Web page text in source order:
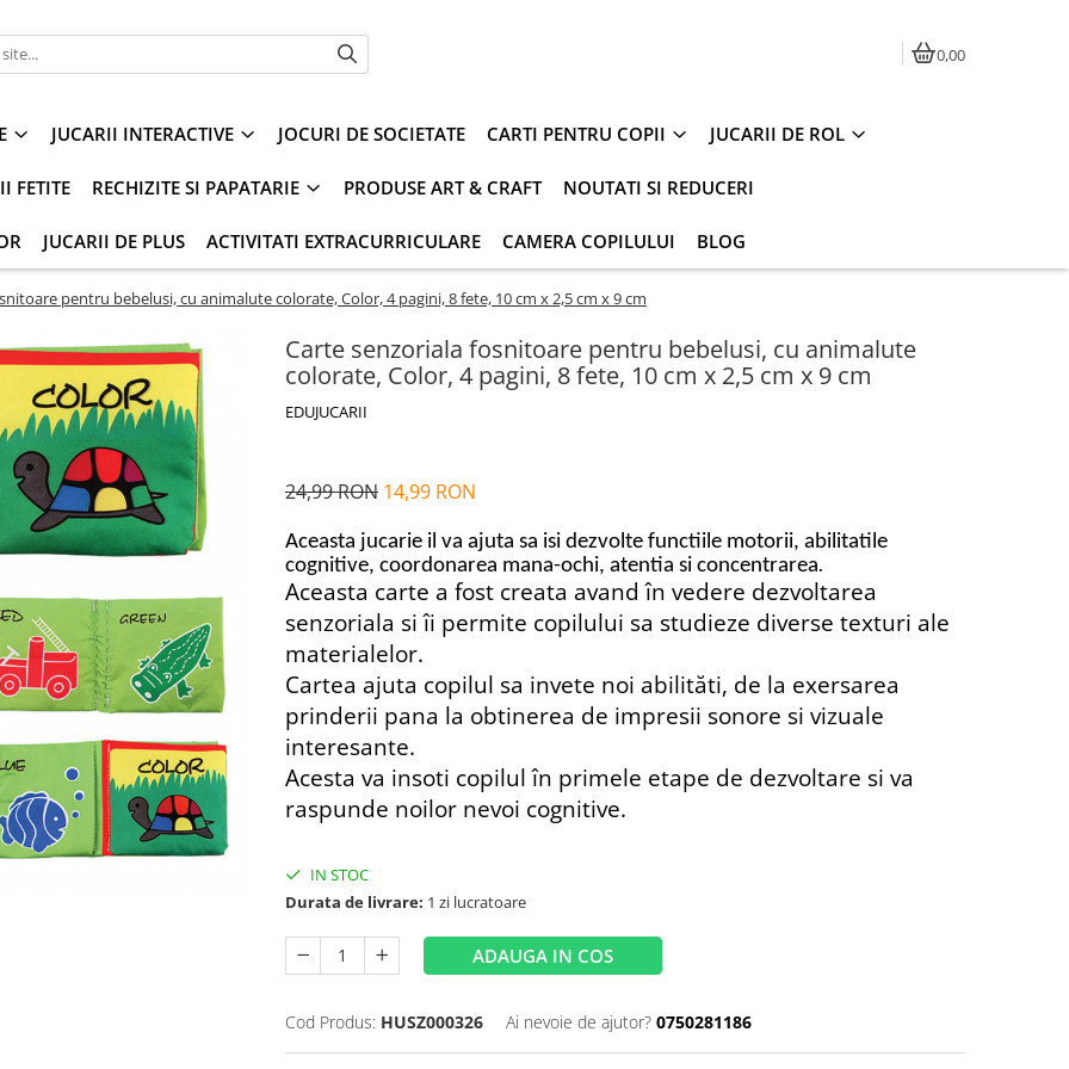
0,00
JUCARII INTERACTIVE JOCURI DE SOCIETATE CARTI PENTRU COPII JUCARII DE ROL
FETITE RECHIZITE SI PAPATARIE PRODUSE ART & CRAFT NOUTATI SI REDUCERI
JUCARII DE PLUS ACTIVITATI EXTRACURRICULARE CAMERA COPILULUI BLOG
pentru bebelusi, cu animalute colorate, Color, 4 pagini, 8 fete, 10 cm x 2,5 cm x 9 cm
Carte senzoriala fosnitoare pentru bebelusi, cu animalute
colorate, Color, 4 pagini, 8 fete, 10 cm x 2,5 cm x 9 cm
EDUJUCARII
24,99 RON 14,99 RON
Aceasta jucarie il va ajuta sa isi dezvolte functiile motorii, abilitatile
cognitive, coordonarea mana-ochi, atentia si concentrarea.
Aceasta carte a fost creata avand în vedere dezvoltarea
senzoriala si îi permite copilului sa studieze diverse texturi ale
materialelor.
Cartea ajuta copilul sa invete noi abilităti, de la exersarea
prinderii pana la obtinerea de impresii sonore si vizuale
interesante.
Acesta va insoti copilul în primele etape de dezvoltare si va
raspunde noilor nevoi cognitive.
IN STOC
Durata de livrare: 1 zi lucratoare
ADAUGA IN COS
Cod Produs: HUSZ000326 Ai nevoie de ajutor? 0750281186